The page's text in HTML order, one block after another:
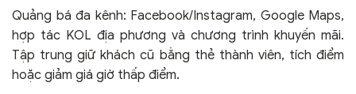
Quảng bá đa kênh: Facebook/Instagram, Google Maps,
hợp tác KOL địa phương và chương trình khuyến mãi.
Tập trung giữ khách cũ bằng thẻ thành viên, tích điểm
hoặc giảm giá giờ thấp điểm.